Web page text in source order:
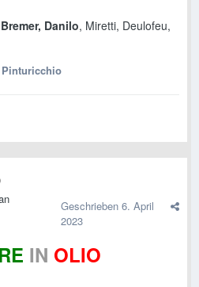
Bremer, Danilo, Miretti, Deulofeu,
Geschrieben 6. April
2023
IN OLIO